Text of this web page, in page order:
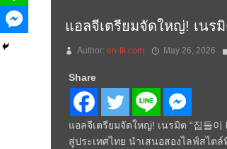
แอลจีเตรียมจัดใหญ่! เนรมิ
Author: en-tk.com May 26, 2026
Share
แอลจีเตรียมจัดใหญ่! เนรมิต “집들
สู่ประเทศไทย นำเสนอสองไลฟ์สไต